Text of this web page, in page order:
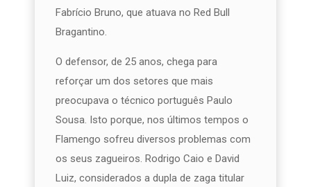
Fabrício Bruno, que atuava no Red Bull
Bragantino.
O defensor, de 25 anos, chega para
reforçar um dos setores que mais
preocupava o técnico português Paulo
Sousa. Isto porque, nos últimos tempos o
Flamengo sofreu diversos problemas com
os seus zagueiros. Rodrigo Caio e David
Luiz, considerados a dupla de zaga titular